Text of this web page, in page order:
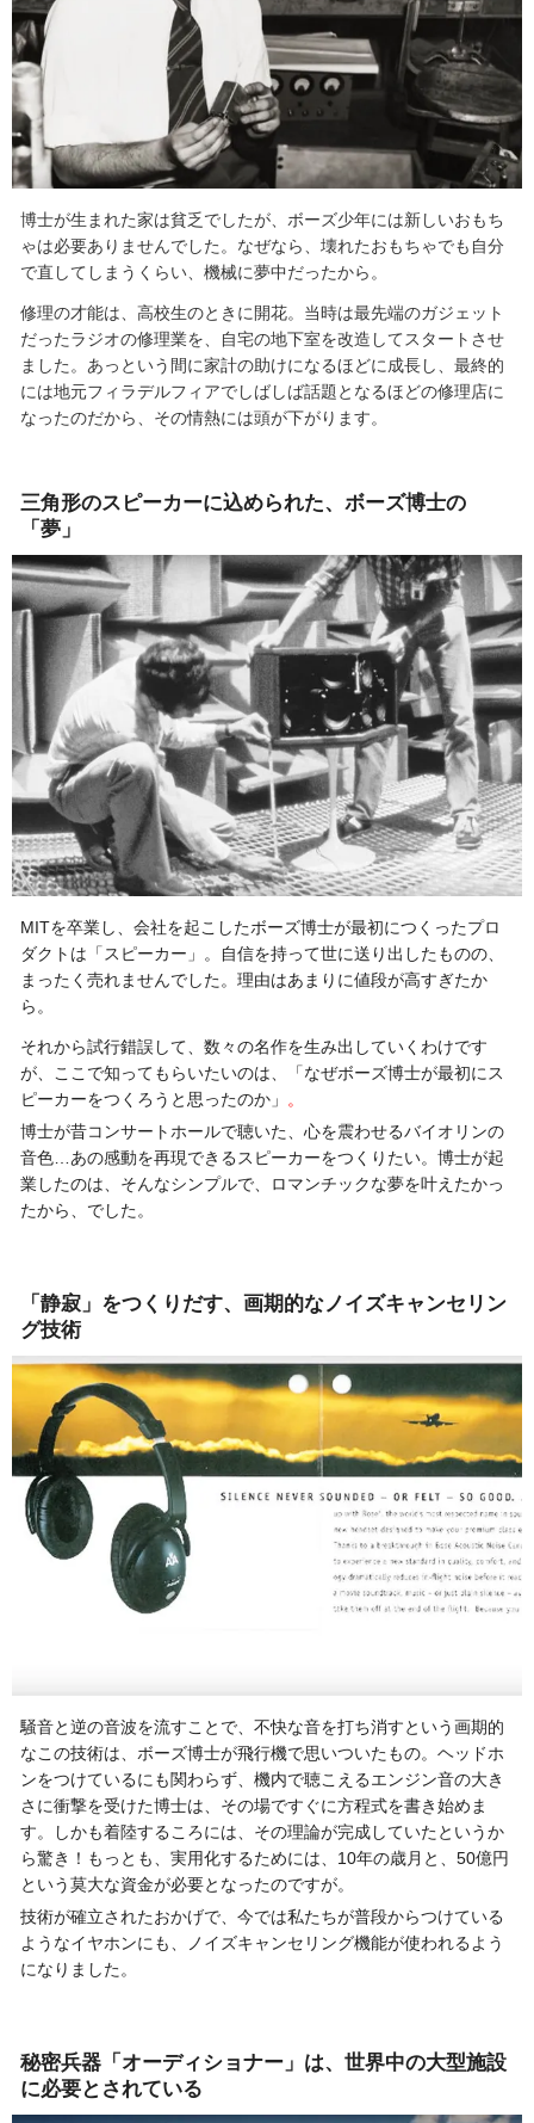
博士が生まれた家は貧乏でしたが、ボーズ少年には新しいおもち
ゃは必要ありませんでした。なぜなら、壊れたおもちゃでも自分
で直してしまうくらい、機械に夢中だったから。
修理の才能は、高校生のときに開花。当時は最先端のガジェット
だったラジオの修理業を、自宅の地下室を改造してスタートさせ
ました。あっという間に家計の助けになるほどに成長し、最終的
には地元フィラデルフィアでしばしば話題となるほどの修理店に
なったのだから、その情熱には頭が下がります。
三角形のスピーカーに込められた、ボーズ博士の
「夢」
MITを卒業し、会社を起こしたボーズ博士が最初につくったプロ
ダクトは「スピーカー」。自信を持って世に送り出したものの、
まったく売れませんでした。理由はあまりに値段が高すぎたか
ら。
それから試行錯誤して、数々の名作を生み出していくわけです
が、ここで知ってもらいたいのは、「なぜボーズ博士が最初にス
ピーカーをつくろうと思ったのか」
。
博士が昔コンサートホールで聴いた、心を震わせるバイオリンの
音色…あの感動を再現できるスピーカーをつくりたい。博士が起
業したのは、そんなシンプルで、ロマンチックな夢を叶えたかっ
たから、でした。
「静寂」をつくりだす、画期的なノイズキャンセリン
グ技術
騒音と逆の音波を流すことで、不快な音を打ち消すという画期的
なこの技術は、ボーズ博士が飛行機で思いついたもの。ヘッドホ
ンをつけているにも関わらず、機内で聴こえるエンジン音の大き
さに衝撃を受けた博士は、その場ですぐに方程式を書き始めま
す。しかも着陸するころには、その理論が完成していたというか
ら驚き！もっとも、実用化するためには、10年の歳月と、50億円
という莫大な資金が必要となったのですが。
技術が確立されたおかげで、今では私たちが普段からつけている
ようなイヤホンにも、ノイズキャンセリング機能が使われるよう
になりました。
秘密兵器「オーディショナー」は、世界中の大型施設
に必要とされている